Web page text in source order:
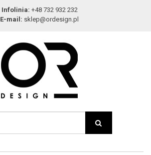
Infolinia: +48 732 932 232
E-mail: sklep@ordesign.pl